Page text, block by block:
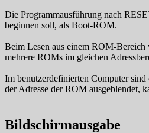
Die Programmausführung nach
beginnen soll, als Boot-ROM.
Beim Lesen aus einem ROM-Bereich
mehrere ROMs im gleichen
Im benutzerdefinierten Computer
der Adresse der ROM ausgeblendet,
Bildschirmausgabe